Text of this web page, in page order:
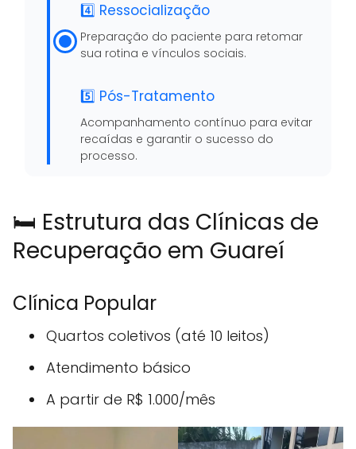
4️⃣ Ressocialização
Preparação do paciente para retomar
sua rotina e vínculos sociais.
5️⃣ Pós-Tratamento
Acompanhamento contínuo para evitar
recaídas e garantir o sucesso do
processo.
🛏️ Estrutura das Clínicas de
Recuperação em Guareí
Clínica Popular
Quartos coletivos (até 10 leitos)
Atendimento básico
A partir de R$ 1.000/mês